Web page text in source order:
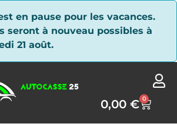
en pause pour les vacances.
seront à nouveau possibles à
21 août.
0,00€ 0
des cookies